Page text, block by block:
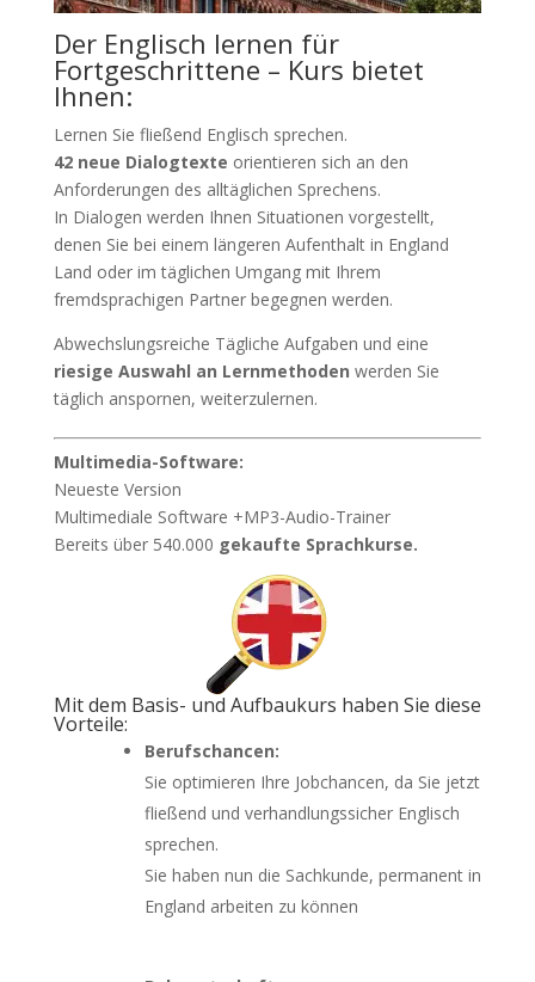
Der Englisch lernen für
Fortgeschrittene – Kurs bietet
Ihnen:
Lernen Sie fließend Englisch sprechen.
42 neue Dialogtexte orientieren sich an den
Anforderungen des alltäglichen Sprechens.
In Dialogen werden Ihnen Situationen vorgestellt,
denen Sie bei einem längeren Aufenthalt in England
Land oder im täglichen Umgang mit Ihrem
fremdsprachigen Partner begegnen werden.
Abwechslungsreiche Tägliche Aufgaben und eine
riesige Auswahl an Lernmethoden werden Sie
täglich anspornen, weiterzulernen.
Multimedia-Software:
Neueste Version
Multimediale Software +MP3-Audio-Trainer
Bereits über 540.000 gekaufte Sprachkurse.
Mit dem Basis- und Aufbaukurs haben Sie diese
Vorteile:
Berufschancen:
Sie optimieren Ihre Jobchancen, da Sie jetzt
fließend und verhandlungssicher Englisch
sprechen.
Sie haben nun die Sachkunde, permanent in
England arbeiten zu können